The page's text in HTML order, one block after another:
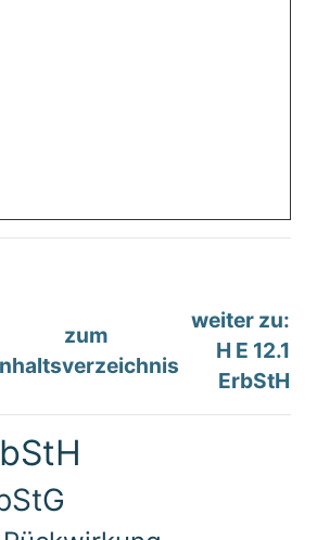
zum
weiter zu:
H E 12.1
ErbStH